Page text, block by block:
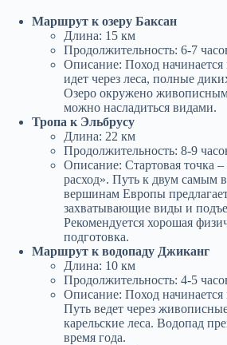
Маршрут к озеру Баксан
Длина: 15 км
Продолжительность: 6-7
Описание: Поход начинается
идет через леса, полные
Озеро окружено
можно насладиться видами.
Тропа к Эльбрусу
Длина: 22 км
Продолжительность: 8-9
Описание: Стартовая точка
расход». Путь к двум самым
вершинам Европы
захватывающие виды и
Рекомендуется хорошая
подготовка.
Маршрут к водопаду Джиканг
Длина: 10 км
Продолжительность: 4-5
Описание: Поход начинается
Путь ведет через
карельские леса. Водопад
время года.